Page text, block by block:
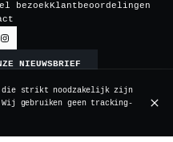
bezoekKlantbeoordelingen
NIEUWSBRIEF
2026
Log in
die strikt noodzakelijk zijn
gebruiken geen tracking-